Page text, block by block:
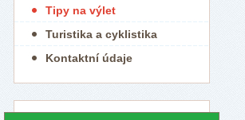
Tipy na výlet
Turistika a cyklistika
Kontaktní údaje